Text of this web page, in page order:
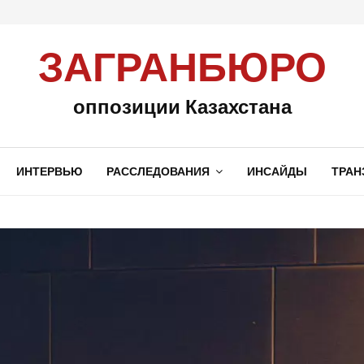
ЗАГРАНБЮРО
оппозиции Казахстана
ИНТЕРВЬЮ РАССЛЕДОВАНИЯ ИНСАЙДЫ